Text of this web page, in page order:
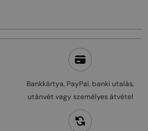
Bankkártya, PayPal, banki utalás,
utánvét vagy személyes átvétel